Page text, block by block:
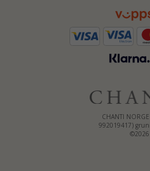
CHANTI
992019417)
©2026